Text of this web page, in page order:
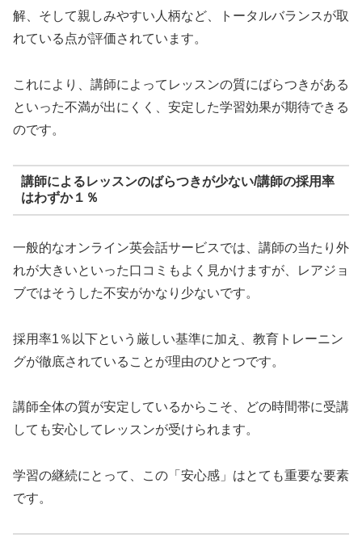
解、そして親しみやすい人柄など、トータルバランスが取
れている点が評価されています。
これにより、講師によってレッスンの質にばらつきがある
といった不満が出にくく、安定した学習効果が期待できる
のです。
講師によるレッスンのばらつきが少ない/講師の採用率
はわずか１％
一般的なオンライン英会話サービスでは、講師の当たり外
れが大きいといった口コミもよく見かけますが、レアジョ
ブではそうした不安がかなり少ないです。
採用率1％以下という厳しい基準に加え、教育トレーニン
グが徹底されていることが理由のひとつです。
講師全体の質が安定しているからこそ、どの時間帯に受講
しても安心してレッスンが受けられます。
学習の継続にとって、この「安心感」はとても重要な要素
です。